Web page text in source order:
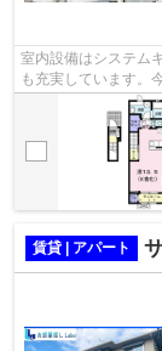
室内設備はシステム
も充実しています。
な住宅地にある物件
賃貸 | アパート